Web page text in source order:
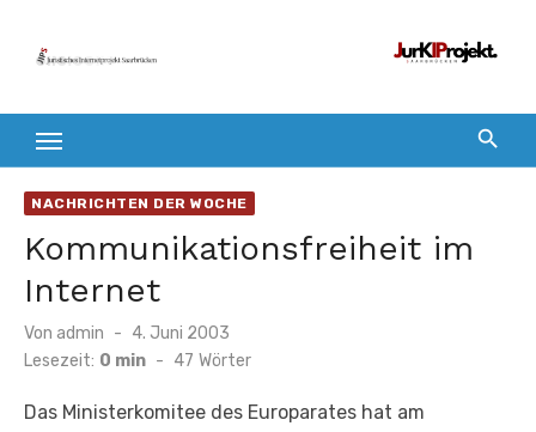
Inhalt
NACHRICHTEN DER WOCHE
Kommunikationsfreiheit im
Internet
Von admin
Veröffentlicht
am
4. Juni 2003
Lesezeit: 0 min - 47 Wörter
Das Ministerkomitee des Europarates hat am